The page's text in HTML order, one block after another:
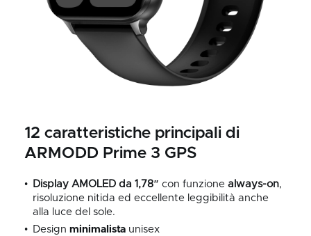
12 caratteristiche principali di
ARMODD Prime 3 GPS
Display AMOLED da 1,78″ con funzione always-on,
risoluzione nitida ed eccellente leggibilità anche
alla luce del sole.
Design minimalista unisex